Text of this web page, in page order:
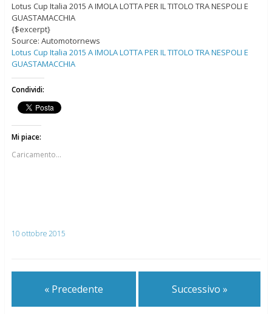
Lotus Cup Italia 2015 A IMOLA LOTTA PER IL TITOLO TRA NESPOLI E
GUASTAMACCHIA
{$excerpt}
Source: Automotornews
Lotus Cup Italia 2015 A IMOLA LOTTA PER IL TITOLO TRA NESPOLI E
GUASTAMACCHIA
Condividi:
Mi piace:
Caricamento...
10 ottobre 2015
« Precedente Successivo »